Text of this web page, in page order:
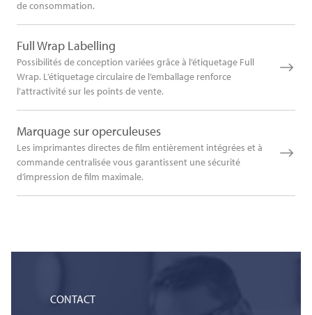
de consommation.
Full Wrap Labelling
Possibilités de conception variées grâce à l’étiquetage Full
Wrap. L’étiquetage circulaire de l’emballage renforce
l’attractivité sur les points de vente.
Marquage sur operculeuses
Les imprimantes directes de film entièrement intégrées et à
commande centralisée vous garantissent une sécurité
d’impression de film maximale.
CONTACT